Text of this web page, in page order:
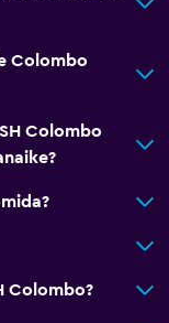
Colombo
Colombo
Colombo?